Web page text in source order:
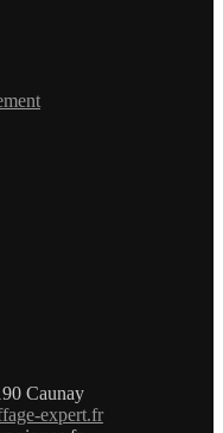
Caunay
expert.fr